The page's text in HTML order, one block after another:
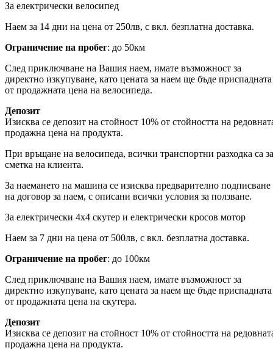
За електрически велосипед
Наем за 14 дни на цена от 250лв, с вкл. безплатна доставка.
Ограничение на пробег: до 50км
След приключване на Вашия наем, имате възможност за
директно изкупуване, като цената за наем ще бъде приспадната
от продажната цена на велосипеда.
Депозит
Изисква се депозит на стойност 10% от стойността на
продажна цена на продукта.
При връщане на велосипеда, всички транспортни разходка са за
сметка на клиента.
За наемането на машина се изисква предварително подписване
на договор за наем, с описани всички условия за ползване.
За електрически 4х4 скутер и електрически кросов мотор
Наем за 7 дни на цена от 500лв, с вкл. безплатна доставка.
Ограничение на пробег: до 100км
След приключване на Вашия наем, имате възможност за
директно изкупуване, като цената за наем ще бъде приспадната
от продажната цена на скутера.
Депозит
Изисква се депозит на стойност 10% от стойността на
продажна цена на продукта.